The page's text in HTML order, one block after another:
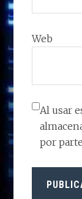
Web
Al usar
por